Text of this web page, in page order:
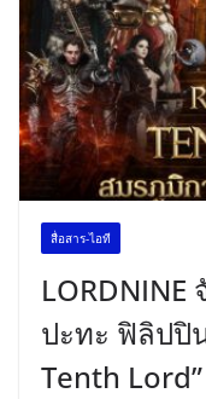
สื่อสาร-ไอที
ปะทะ ฟิลิปปิ
Tenth